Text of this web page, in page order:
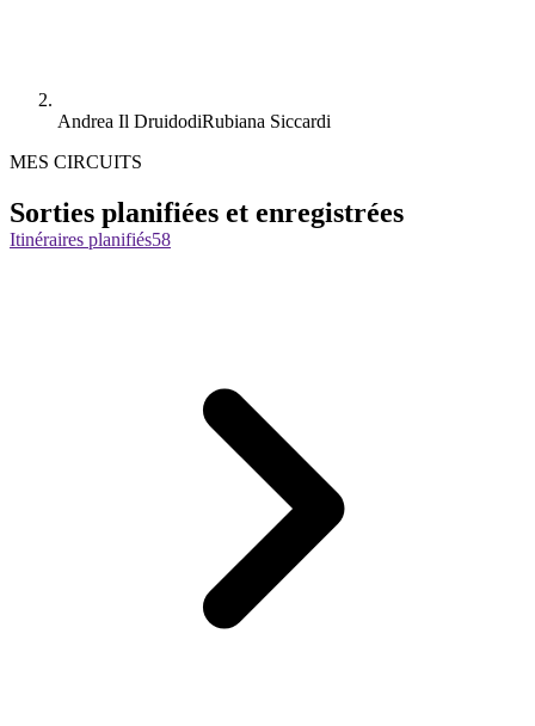
Andrea Il DruidodiRubiana Siccardi
MES CIRCUITS
Sorties planifiées et enregistrées
Itinéraires planifiés58